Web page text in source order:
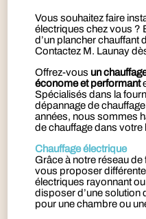
Vous souhaitez faire
électriques chez vous ?
d’un plancher chauffant
Contactez M. Launay
Offrez-vous un
économe et performant
Spécialisés dans la
dépannage de
années, nous sommes
de chauffage dans votre
Chauffage électrique
Grâce à notre réseau
vous proposer
électriques rayonnant
disposer d’une solution
pour une chambre ou